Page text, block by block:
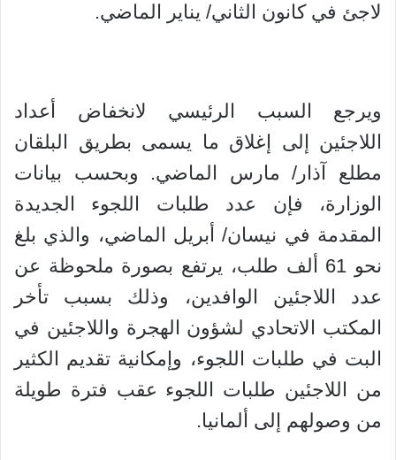
لاجئ في كانون الثاني/ يناير الماضي.
ويرجع السبب الرئيسي لانخفاض أعداد
اللاجئين إلى إغلاق ما يسمى بطريق البلقان
مطلع آذار/ مارس الماضي. وبحسب بيانات
الوزارة، فإن عدد طلبات اللجوء الجديدة
المقدمة في نيسان/ أبريل الماضي، والذي بلغ
نحو 61 ألف طلب، يرتفع بصورة ملحوظة عن
عدد اللاجئين الوافدين، وذلك بسبب تأخر
المكتب الاتحادي لشؤون الهجرة واللاجئين في
البت في طلبات اللجوء، وإمكانية تقديم الكثير
من اللاجئين طلبات اللجوء عقب فترة طويلة
من وصولهم إلى ألمانيا.